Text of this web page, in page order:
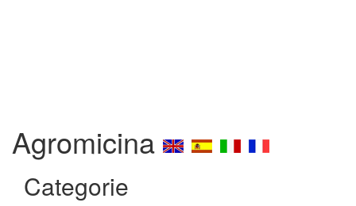
Agromicina
Categorie